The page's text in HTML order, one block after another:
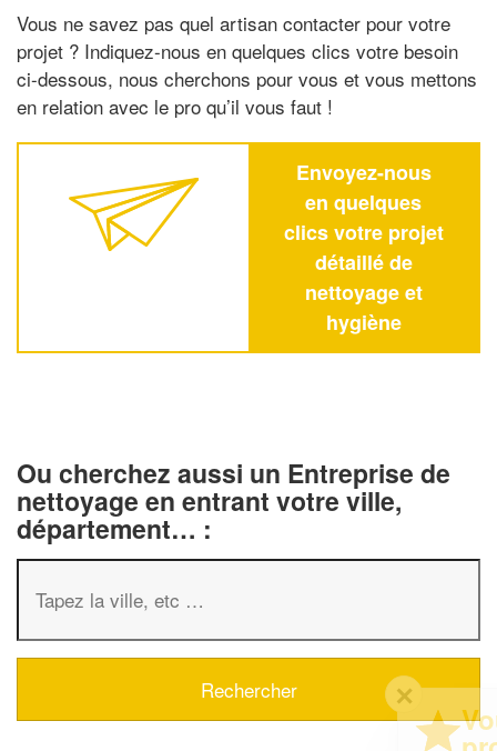
Vous ne savez pas quel artisan contacter pour votre
projet ? Indiquez-nous en quelques clics votre besoin
ci-dessous, nous cherchons pour vous et vous mettons
en relation avec le pro qu’il vous faut !
Envoyez-nous
en quelques
clics votre projet
détaillé de
nettoyage et
hygiène
Ou cherchez aussi un Entreprise de
nettoyage en entrant votre ville,
département… :
Vous êtes un